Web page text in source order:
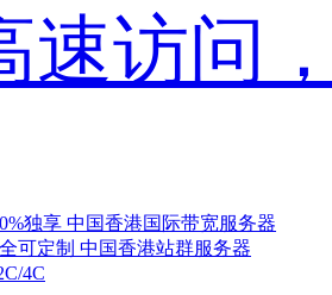
速访问
独享 中国香港国际带宽服务器
可定制 中国香港站群服务器
4C